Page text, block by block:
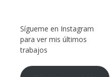
Sígueme en Instagram
para ver mis últimos
trabajos